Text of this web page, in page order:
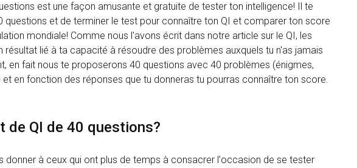
est une façon amusante et gratuite de tester ton intelligence! Il te
questions et de terminer le test pour connaître ton QI et comparer ton score
mondiale! Comme nous l'avons écrit dans notre article sur le QI, les
résultat lié à ta capacité à résoudre des problèmes auxquels tu n'as jamais
en fait nous te proposerons 40 questions avec 40 problèmes (énigmes,
et en fonction des réponses que tu donneras tu pourras connaître ton score.
de QI de 40 questions?
donner à ceux qui ont plus de temps à consacrer l'occasion de se tester